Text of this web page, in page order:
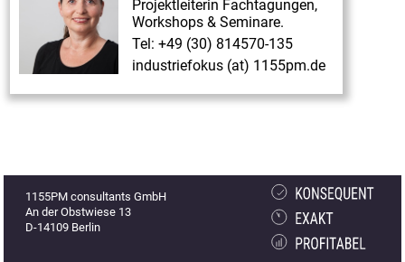
Projektleiterin Fachtagungen,
Workshops & Seminare.
Tel: +49 (30) 814570-135
industriefokus (at) 1155pm.de
1155PM consultants GmbH
An der Obstwiese 13
D-14109 Berlin